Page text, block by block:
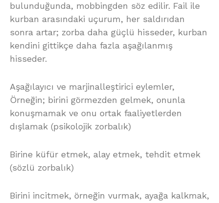
bulunduğunda, mobbingden söz edilir. Fail ile
kurban arasındaki uçurum, her saldırıdan
sonra artar; zorba daha güçlü hisseder, kurban
kendini gittikçe daha fazla aşağılanmış
hisseder.
Aşağılayıcı ve marjinalleştirici eylemler,
Örneğin; birini görmezden gelmek, onunla
konuşmamak ve onu ortak faaliyetlerden
dışlamak (psikolojik zorbalık)
Birine küfür etmek, alay etmek, tehdit etmek
(sözlü zorbalık)
Birini incitmek, örneğin vurmak, ayağa kalkmak,